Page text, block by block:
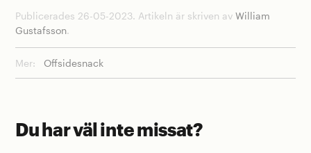
Publicerades 26-05-2023. Artikeln är skriven avWilliam
Gustafsson.
Mer: Offsidesnack
Du har väl inte missat?